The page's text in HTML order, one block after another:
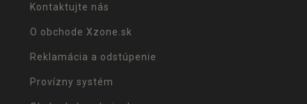
Kontaktujte nás
O obchode Xzone.sk
Reklamácia a odstúpenie
Provízny systém